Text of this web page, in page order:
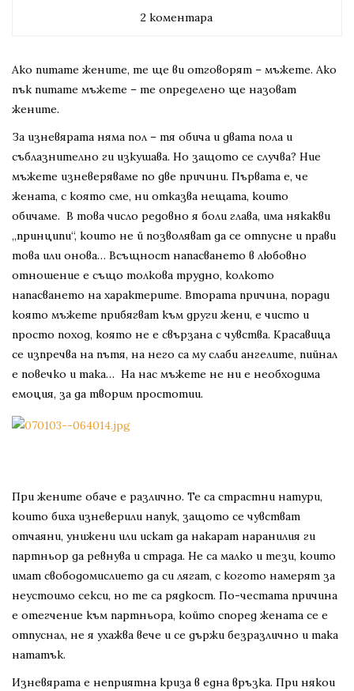
2 коментара
Ако питате жените, те ще ви отговорят – мъжете. Ако
пък питате мъжете – те определено ще назоват
жените.
За изневярата няма пол – тя обича и двата пола и
съблазнително ги изкушава. Но защото се случва? Ние
мъжете изневеряваме по две причини. Първата е, че
жената, с която сме, ни отказва нещата, които
обичаме. В това число редовно я боли глава, има някакви
„принципи“, които не й позволяват да се отпусне и прави
това или онова… Всъщност напасването в любовно
отношение е също толкова трудно, колкото
напасването на характерите. Втората причина, поради
която мъжете прибягват към други жени, е чисто и
просто поход, която не е свързана с чувства. Красавица
се изпречва на пътя, на него са му слаби ангелите, пийнал
е повечко и така… На нас мъжете не ни е необходима
емоция, за да творим простотии.
При жените обаче е различно. Те са страстни натури,
които биха изневерили напук, защото се чувстват
отчаяни, унижени или искат да накарат наранилия ги
партньор да ревнува и страда. Не са малко и тези, които
имат свободомислието да си лягат, с когото намерят за
неустоимо секси, но те са рядкост. По-честата причина
е отегчение към партньора, който според жената се е
отпуснал, не я ухажва вече и се държи безразлично и така
нататък.
Изневярата е неприятна криза в една връзка. При някои